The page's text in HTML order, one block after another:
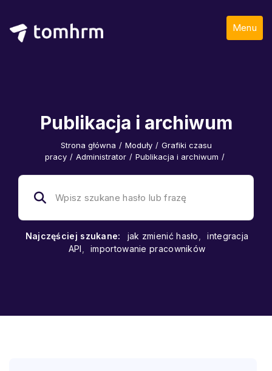
Menu
Publikacja i archiwum
Strona główna / Moduły / Grafiki czasu
pracy / Administrator / Publikacja i archiwum /
Najczęściej szukane: jak zmienić hasło
integracja
API
importowanie pracowników